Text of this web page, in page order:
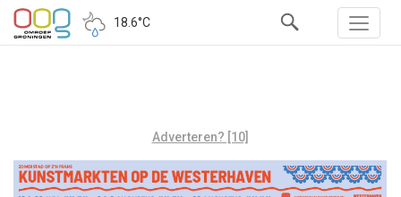
18.6°C
Adverteren? [10]